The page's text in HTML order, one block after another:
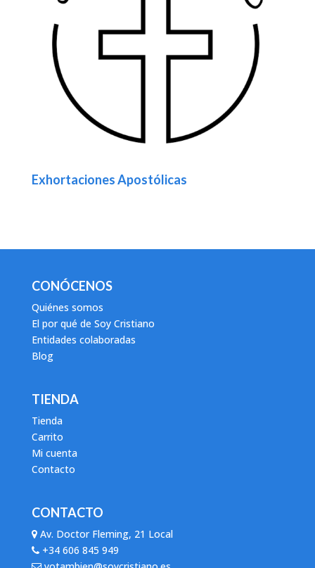
Exhortaciones Apostólicas
CONÓCENOS
Quiénes somos
El por qué de Soy Cristiano
Entidades colaboradas
Blog
TIENDA
Tienda
Carrito
Mi cuenta
Contacto
CONTACTO
Av. Doctor Fleming, 21 Local
+34 606 845 949